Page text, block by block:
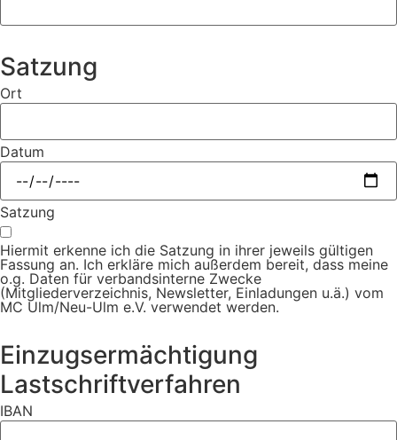
Satzung
Ort
Datum
Satzung
Hiermit erkenne ich die Satzung in ihrer jeweils gültigen
Fassung an. Ich erkläre mich außerdem bereit, dass meine
o.g. Daten für verbandsinterne Zwecke
(Mitgliederverzeichnis, Newsletter, Einladungen u.ä.) vom
MC Ulm/Neu-Ulm e.V. verwendet werden.
Einzugs­ermächtigung
Lastschrift­verfahren
IBAN